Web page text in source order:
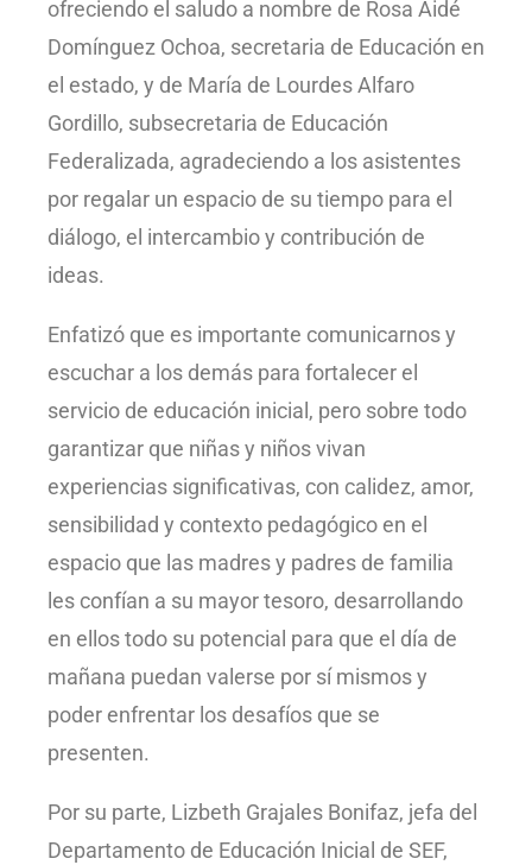
ofreciendo el saludo a nombre de Rosa Aidé
Domínguez Ochoa, secretaria de Educación en
el estado, y de María de Lourdes Alfaro
Gordillo, subsecretaria de Educación
Federalizada, agradeciendo a los asistentes
por regalar un espacio de su tiempo para el
diálogo, el intercambio y contribución de
ideas.
Enfatizó que es importante comunicarnos y
escuchar a los demás para fortalecer el
servicio de educación inicial, pero sobre todo
garantizar que niñas y niños vivan
experiencias significativas, con calidez, amor,
sensibilidad y contexto pedagógico en el
espacio que las madres y padres de familia
les confían a su mayor tesoro, desarrollando
en ellos todo su potencial para que el día de
mañana puedan valerse por sí mismos y
poder enfrentar los desafíos que se
presenten.
Por su parte, Lizbeth Grajales Bonifaz, jefa del
Departamento de Educación Inicial de SEF,